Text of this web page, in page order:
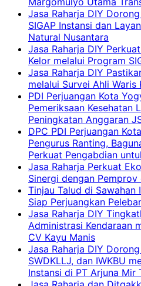
Jasa Raharja DIY
SIGAP Instansi dan
Natural Nusantara
Jasa Raharja DIY
Kelor melalui Program
Jasa Raharja DIY
melalui Survei Ahli Waris
PDI Perjuangan Kota
Pemeriksaan Kesehatan
Peningkatan Anggaran
DPC PDI Perjuangan
Pengurus Ranting,
Perkuat Pengabdian
Jasa Raharja Perkuat
Sinergi dengan
Tinjau Talud di Sawahan
Siap Perjuangkan
Jasa Raharja DIY
Administrasi Kendaraan
CV Kayu Manis
Jasa Raharja DIY
SWDKLLJ, dan IWKBU
Instansi di PT Arjuna Mir